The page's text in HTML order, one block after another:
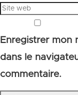
Enregistrer mon
dans le
commentaire.